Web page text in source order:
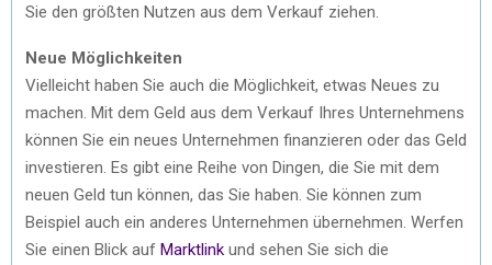
Sie den größten Nutzen aus dem Verkauf ziehen.
Neue Möglichkeiten
Vielleicht haben Sie auch die Möglichkeit, etwas Neues zu
machen. Mit dem Geld aus dem Verkauf Ihres Unternehmens
können Sie ein neues Unternehmen finanzieren oder das Geld
investieren. Es gibt eine Reihe von Dingen, die Sie mit dem
neuen Geld tun können, das Sie haben. Sie können zum
Beispiel auch ein anderes Unternehmen übernehmen. Werfen
Sie einen Blick auf Marktlink und sehen Sie sich die